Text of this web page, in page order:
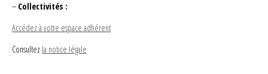
– Collectivités :
Accédez à votre espace adhérent
Consultez la notice légale